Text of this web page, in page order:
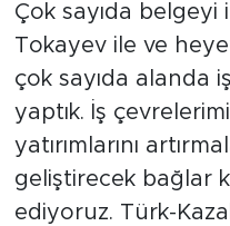
Çok sayıda belgeyi
Tokayev ile ve
çok sayıda alanda
yaptık. İş
yatırımlarını
geliştirecek bağlar
ediyoruz. Türk-